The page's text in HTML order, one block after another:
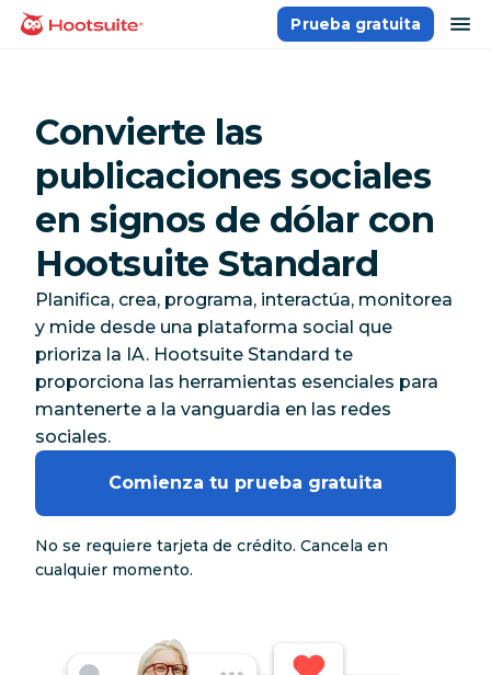
Saltar
Página principal
Prueba gratuita
Convierte las
publicaciones sociales
en signos de dólar con
Hootsuite Standard
Planifica, crea, programa, interactúa, monitorea
y mide desde una plataforma social que
prioriza la IA. Hootsuite Standard te
proporciona las herramientas esenciales para
mantenerte a la vanguardia en las redes
sociales.
Comienza tu prueba gratuita
No se requiere tarjeta de crédito. Cancela en
cualquier momento.